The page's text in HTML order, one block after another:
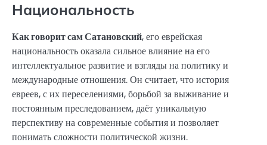
Национальность
Как говорит сам Сатановский, его еврейская
национальность оказала сильное влияние на его
интеллектуальное развитие и взгляды на политику и
международные отношения. Он считает, что история
евреев, с их переселениями, борьбой за выживание и
постоянным преследованием, даёт уникальную
перспективу на современные события и позволяет
понимать сложности политической жизни.